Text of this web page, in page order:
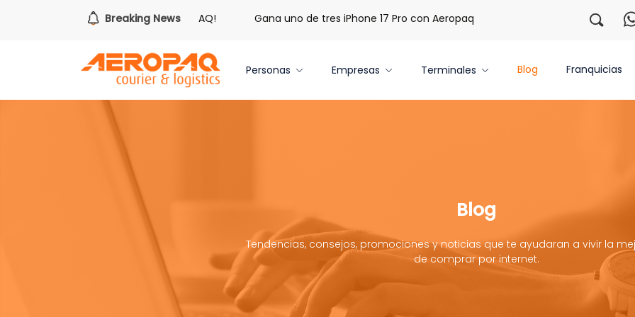
Breaking News
hora de redimir tus libras de Cash PAQ! Gana uno de tres iPhone 17 Pro con Aeropaq Prime ¡Regístrate con
Personas Empresas Terminales Blog Franquicias
Blog
Tendencias, consejos, promociones y noticias que te ayudaran a vivir la
de comprar por internet.